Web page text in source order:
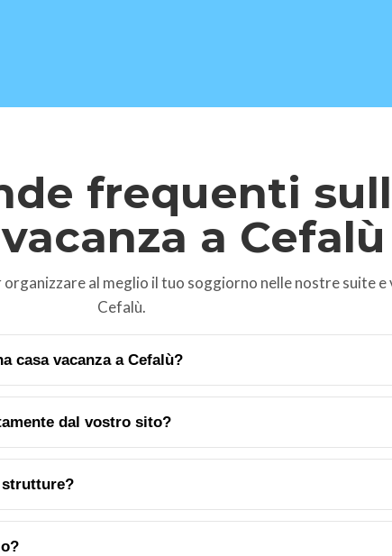
prüfen
▾
Benutzerdefinierter Seitenname (1)
Informationen & Kontakt ▾
frequenti
vacanza a Cefalù
organizzare al meglio il tuo soggiorno nelle nostre suite e
Cefalù.
casa vacanza a Cefalù?
dal vostro sito?
strutture?